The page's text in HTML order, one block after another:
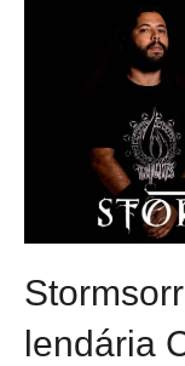
lendária